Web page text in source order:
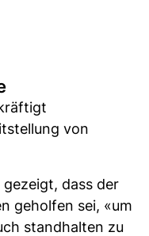
von
gezeigt, dass der
geholfen sei, «um
standhalten zu